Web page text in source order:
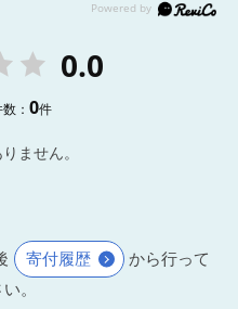
0.0
数：0件
ません。
寄付履歴
から行って
。